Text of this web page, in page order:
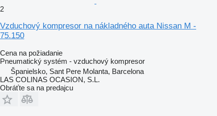
2
Vzduchový kompresor na nákladného auta Nissan M -
75.150
Cena na požiadanie
Pneumatický systém - vzduchový kompresor
Španielsko, Sant Pere Molanta, Barcelona
LAS COLINAS OCASION, S.L.
Obráťte sa na predajcu